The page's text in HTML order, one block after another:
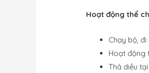
Hoạt động thể
Chạy bộ,
Hoạt động
Thả diều